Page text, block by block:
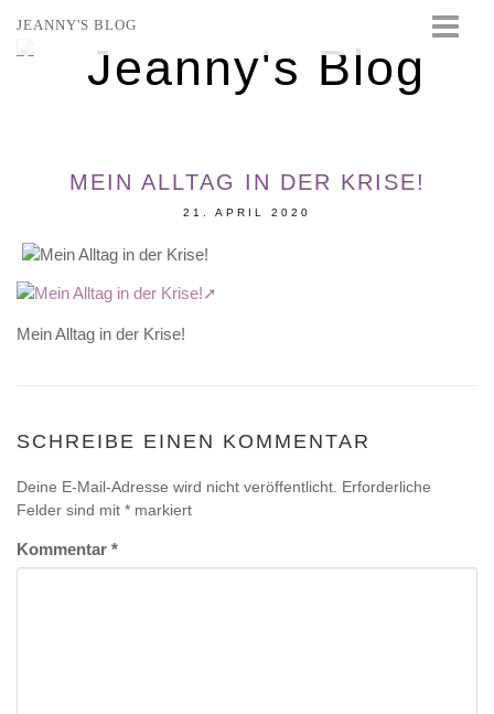
JEANNY'S BLOG
STARTSEITE
TRAVEL
MEIN ALLTAG IN DER KRISE!
21. APRIL 2020
Mein Alltag in der Krise!
SCHREIBE EINEN KOMMENTAR
Deine E-Mail-Adresse wird nicht veröffentlicht. Erforderliche
Felder sind mit * markiert
Kommentar *